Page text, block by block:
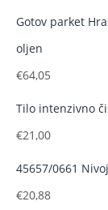
Gotov parket
oljen
€64,05
Tilo intenzivno
€21,00
45657/0661
€20,88